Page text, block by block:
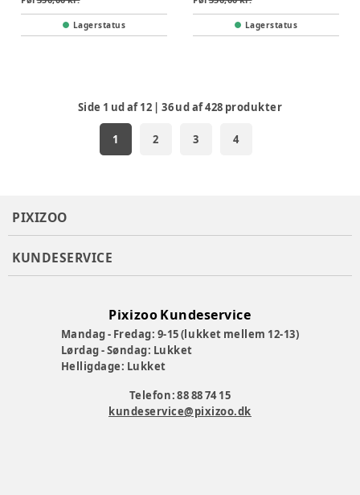
Lagerstatus Lagerstatus
Side 1 ud af12 |36ud af428 produkter
1 2 3 4
PIXIZOO
KUNDESERVICE
Pixizoo Kundeservice
Mandag - Fredag: 9-15 (lukket mellem 12-13)
Lørdag - Søndag: Lukket
Helligdage: Lukket
Telefon: 88 88 74 15
kundeservice@pixizoo.dk